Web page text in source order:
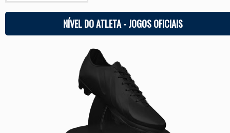
NÍVEL DO ATLETA - JOGOS OFICIAIS